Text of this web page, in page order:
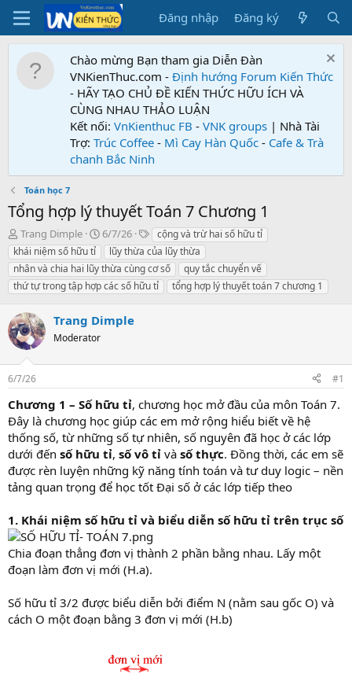
Đăng nhập Đăng ký
Chào mừng Bạn tham gia Diễn Đàn
VNKienThuc.com - Định hướng Forum Kiến Thức
- HÃY TẠO CHỦ ĐỀ KIẾN THỨC HỮU ÍCH VÀ
CÙNG NHAU THẢO LUẬN
Kết nối: VnKienthuc FB - VNK groups | Nhà Tài
Trợ: Trúc Coffee - Mì Cay Hàn Quốc - Cafe & Trà
chanh Bắc Ninh
Toán học 7
Tổng hợp lý thuyết Toán 7 Chương 1
T
h
r
e
a
s
t
a
r
t
e
r
Trang Dimple
N
g
à
y
g
i
6/7/26
T
ừ
k
h
ó
cộng và trừ hai số hữu tỉ
khái niệm số hữu tỉ
lũy thừa của lũy thừa
nhân và chia hai lũy thừa cùng cơ số
quy tắc chuyển vế
thứ tự trong tập hợp các số hữu tỉ
tổng hợp lý thuyết toán 7 chương 1
Trang Dimple
Moderator
6/7/26 #1
Chương 1 – Số hữu tỉ, chương học mở đầu của môn Toán 7.
Đây là chương học giúp các em mở rộng hiểu biết về hệ
thống số, từ những số tự nhiên, số nguyên đã học ở các lớp
dưới đến số hữu tỉ, số vô tỉ và số thực. Đồng thời, các em sẽ
được rèn luyện những kỹ năng tính toán và tư duy logic – nền
tảng quan trọng để học tốt Đại số ở các lớp tiếp theo
1. Khái niệm số hữu tỉ và biểu diễn số hữu tỉ trên trục số
Chia đoạn thẳng đơn vị thành 2 phần bằng nhau. Lấy một
đoạn làm đơn vị mới (H.a).
Số hữu tỉ 3/2 được biểu diễn bởi điểm N (nằm sau gốc O) và
cách O một đoạn bằng 3 đơn vị mới (H.b)